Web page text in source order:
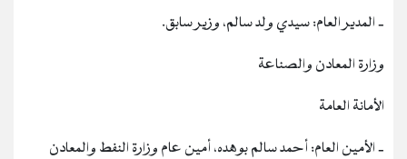
‐ المدير العام: سيدي ولد سالم، وزير سابق.
وزارة المعادن والصناعة
الأمانة العامة
‐ الأمين العام: أحمد سالم بوهده، أمين عام وزارة النفط والمعادن